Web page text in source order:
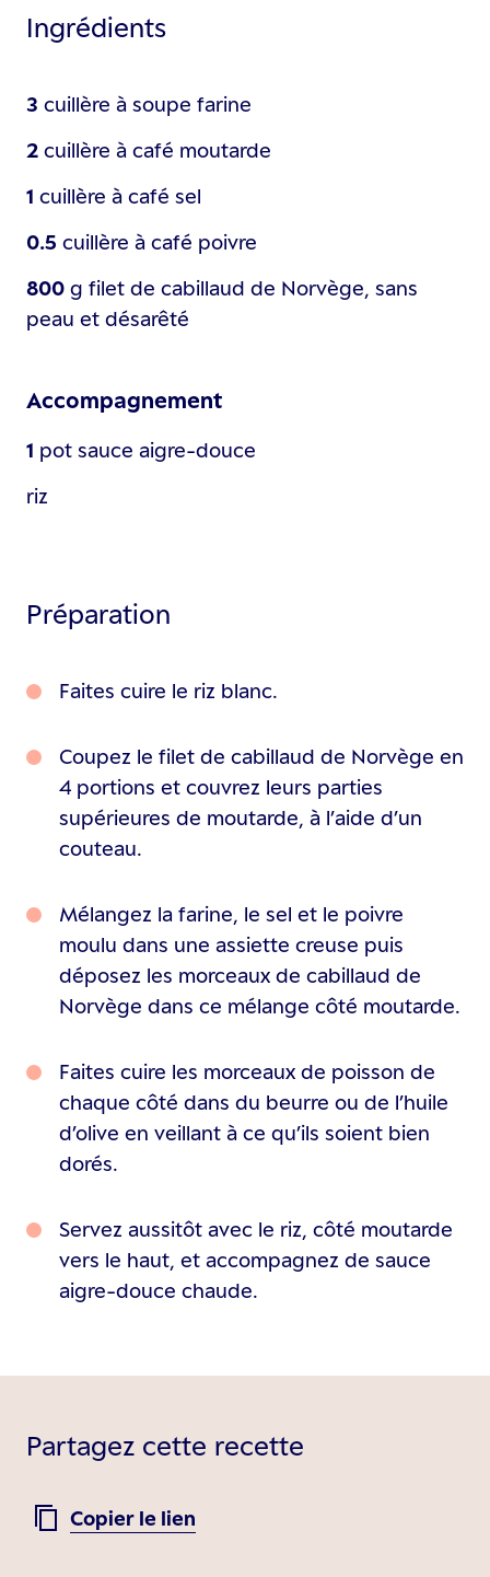
Ingrédients
3 cuillère à soupe farine
2 cuillère à café moutarde
1 cuillère à café sel
0.5 cuillère à café poivre
800 g filet de cabillaud de Norvège, sans
peau et désarêté
Accompagnement
1 pot sauce aigre-douce
riz
Préparation
Faites cuire le riz blanc.
Coupez le filet de cabillaud de Norvège en
4 portions et couvrez leurs parties
supérieures de moutarde, à l’aide d’un
couteau.
Mélangez la farine, le sel et le poivre
moulu dans une assiette creuse puis
déposez les morceaux de cabillaud de
Norvège dans ce mélange côté moutarde.
Faites cuire les morceaux de poisson de
chaque côté dans du beurre ou de l’huile
d’olive en veillant à ce qu’ils soient bien
dorés.
Servez aussitôt avec le riz, côté moutarde
vers le haut, et accompagnez de sauce
aigre-douce chaude.
Partagez cette recette
Copier le lien